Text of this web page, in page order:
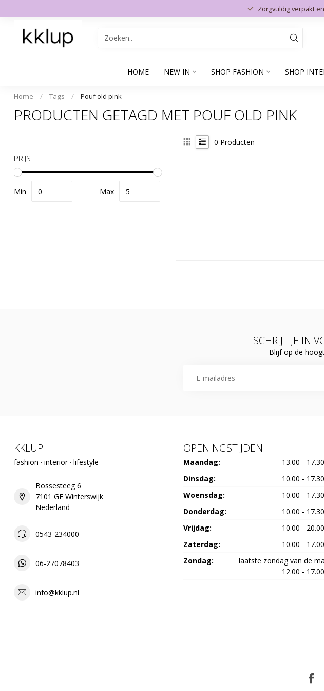
Zorgvuldig verpakt
HOME NEW IN SHOP FASHION SHOP
Home / Tags / Pouf old pink
PRODUCTEN GETAGD MET POUF OLD PINK
PRIJS
Min Max
0 Producten
SCHRIJF JE IN
Blijf op de
KKLUP
fashion · interior · lifestyle
Bossesteeg 6
7101 GE Winterswijk
Nederland
0543-234000
06-27078403
info@kklup.nl
OPENINGSTIJDEN
Maandag:
13.00 -
Dinsdag:
10.00 -
Woensdag:
10.00 -
Donderdag:
10.00 -
Vrijdag:
10.00 -
Zaterdag:
10.00 -
Zondag:
laatste zondag van de
12.00 -